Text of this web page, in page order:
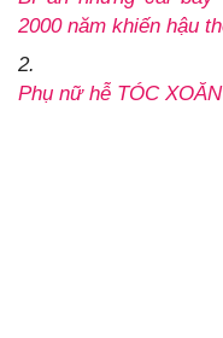
2000 năm khiến hậu
2.
Phụ nữ hễ TÓC